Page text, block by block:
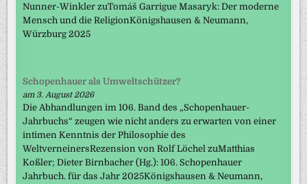
Nunner-Winkler zuTomáš Garrigue Masaryk: Der moderne
Mensch und die ReligionKönigshausen & Neumann,
Würzburg 2025
Schopenhauer als Umweltschützer?
am 3. August 2026
Die Abhandlungen im 106. Band des „Schopenhauer-
Jahrbuchs“ zeugen wie nicht anders zu erwarten von einer
intimen Kenntnis der Philosophie des
WeltverneinersRezension von Rolf Löchel zuMatthias
Koßler; Dieter Birnbacher (Hg.): 106. Schopenhauer
Jahrbuch. für das Jahr 2025Königshausen & Neumann,